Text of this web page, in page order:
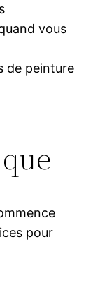
vous
de peinture
pour